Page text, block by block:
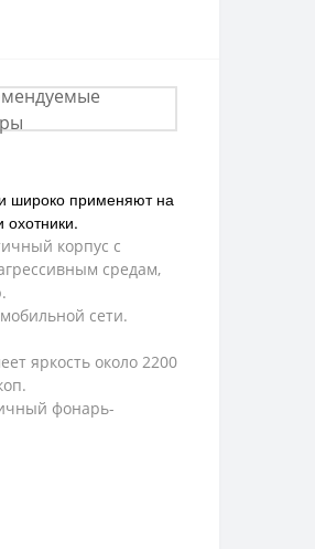
широко применяют на
охотники.
корпус с
средам,
сети.
яркость около 2200
фонарь-